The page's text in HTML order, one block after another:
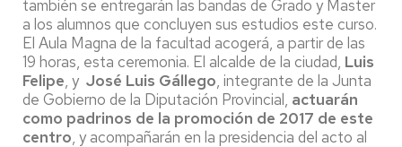
también se entregarán las bandas de Grado y Master
a los alumnos que concluyen sus estudios este curso.
El Aula Magna de la facultad acogerá, a partir de las
19 horas, esta ceremonia. El alcalde de la ciudad, Luis
Felipe, y José Luis Gállego, integrante de la Junta
de Gobierno de la Diputación Provincial, actuarán
como padrinos de la promoción de 2017 de este
centro, y acompañarán en la presidencia del acto al